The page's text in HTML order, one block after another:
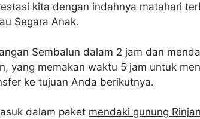
kita dengan indahnya matahari
Segara Anak.
Sembalun dalam 2 jam dan
yang memakan waktu 5 jam untuk
ke tujuan Anda berikutnya.
dalam paket mendaki gunung